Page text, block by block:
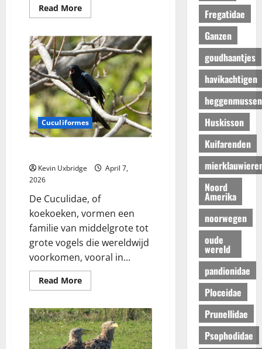
Read MoreRead
more
–
jacana’s
Cuculiformes
Kevin Uxbridge
April 7,
2026
De Cuculidae, of
koekoeken, vormen een
familie van middelgrote tot
grote vogels die wereldwijd
voorkomen, vooral in...
Read MoreRead
more
–
Koekoeken
Fregatidae
Ganzen
goudhaantjes
havikachtigen
heggenmussen
Huskisson
Kuifarenden
Noord
Amerika
noorwegen
oude
wereld
pandionidae
Ploceidae
Prunellidae
Psophodidae